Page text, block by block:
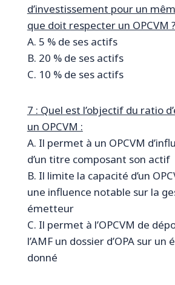
d’investissement pour un
que doit respecter un OPCVM ?
A. 5 % de ses actifs
B. 20 % de ses actifs
C. 10 % de ses actifs
7 : Quel est l’objectif du ratio
un OPCVM :
A. Il permet à un OPCVM
d’un titre composant son actif
B. Il limite la capacité d’un
une influence notable sur la
émetteur
C. Il permet à l’OPCVM de
l’AMF un dossier d’OPA sur
donné